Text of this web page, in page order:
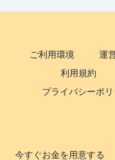
ご利用環境 運
利用規約
プライバシーポ
今すぐお金を用意する